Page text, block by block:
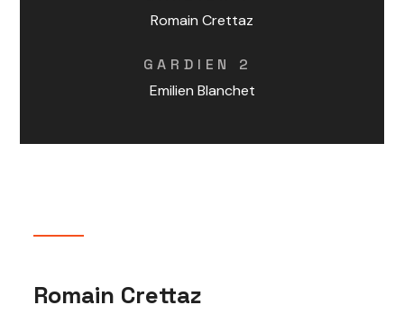
Romain Crettaz
GARDIEN 2
Emilien Blanchet
Romain Crettaz